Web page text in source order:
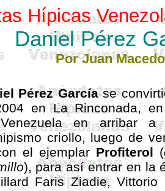
Hípicas
Daniel Pérez
Por JuanMacedo
Pérez Garcíase
enLa Rinconada,
Venezuela en arribar
criollo, luego de
el ejemplar Profiterol (
), para así entrar en la
Faris Ziadie, Vittorio